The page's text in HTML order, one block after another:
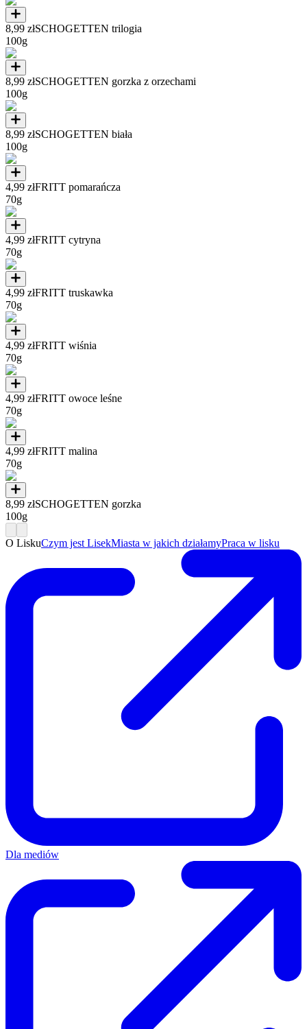
8,99 złSCHOGETTEN trilogia
100g
8,99 złSCHOGETTEN gorzka z orzechami
100g
8,99 złSCHOGETTEN biała
100g
4,99 złFRITT pomarańcza
70g
4,99 złFRITT cytryna
70g
4,99 złFRITT truskawka
70g
4,99 złFRITT wiśnia
70g
4,99 złFRITT owoce leśne
70g
4,99 złFRITT malina
70g
8,99 złSCHOGETTEN gorzka
100g
O LiskuCzym jest LisekMiasta w jakich działamyPraca w lisku
Dla mediów